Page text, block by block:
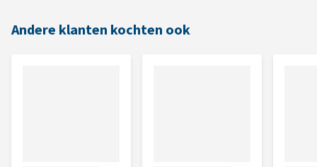
Andere klanten kochten ook